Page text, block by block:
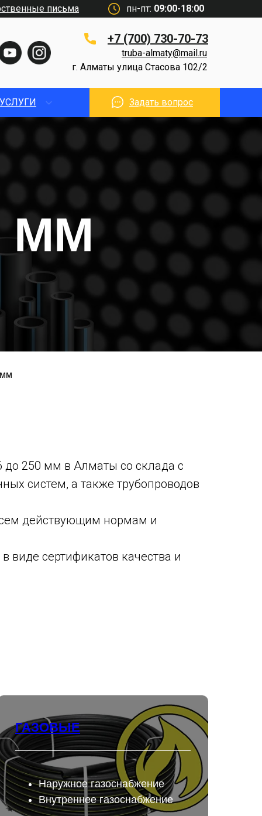
пн-пт: 09:00-18:00
+7 (700) 730-70-73
г. Алматы улица Стасова 102/2
truba-almaty@mail.ru
письма
Задать вопрос
ММ
до 250 мм в Алматы со склада с
систем, а также трубопроводов
действующим нормам и
сертификатов качества и
ГАЗОВЫЕ
Наружное газоснабжение
Внутреннее газоснабжение